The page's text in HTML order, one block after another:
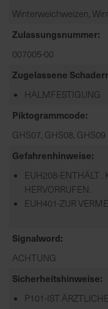
Winterweichweizen,
Zulassungsnummer
007005-00
Zugelassene
HALMFESTIGUNG
Piktogrammcode
GHS07, GHS08, GHS09
Gefahrenhinweise
EUH208-ENTHÄLT .
HERVORRUFEN.
EUH401-ZUR
Signalword
ACHTUNG
Sicherheitshinweise
P101-IST